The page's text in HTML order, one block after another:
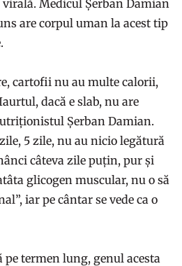
virală. Medicul Șerban Damian
are corpul uman la acest tip
cartofii nu au multe calorii,
dacă e slab, nu are
Șerban Damian.
5 zile, nu au nicio legătură
câteva zile puțin, pur și
glicogen muscular, nu o să
iar pe cântar se vede ca o
pe termen lung, genul acesta